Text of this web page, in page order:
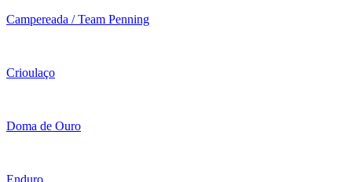
Campereada / Team Penning
Crioulaço
Doma de Ouro
Enduro